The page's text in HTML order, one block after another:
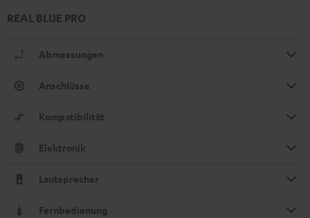
REAL BLUE PRO
Abmessungen
Anschlüsse
Kompatibilität
Elektronik
Lautsprecher
Fernbedienung